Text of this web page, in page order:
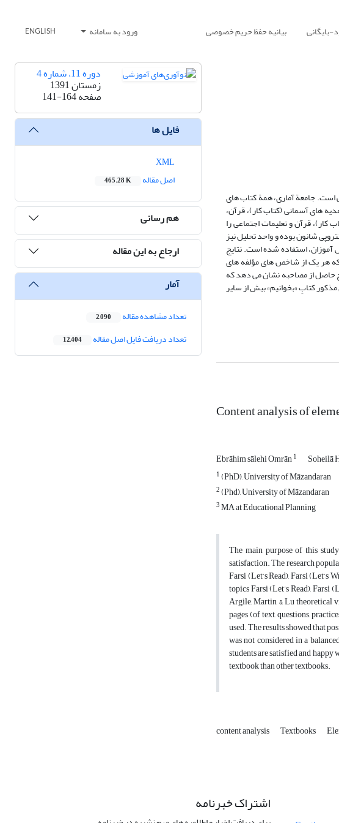
بیانیه حفظ حریم خصوصی ورود به سامانه ENGLISH
جامعة آماری، همة کتاب های
های آسمانی، هدیه های آسمانی (کتاب کار)، قرآن،
قرآن و تعلیمات اجتماعی را
شانون بوده و واحد تحلیل نیز
استفاده شده است. نتایج
هر یک از شاخص های مؤلفه های
حاصل از مصاحبه نشان می دهد که
کتابِ «بخوانیم» بیش از سایر
Content analysis of
Ebrāhim sālehi Omrān1 Soheilā
1(PhD), University of Māzandaran
2(Phd), University of Māzandaran
3MA at Educational Planning
The main purpose of this
satisfaction. The research
Farsi (Let’s Read), Farsi (Let’s
topics Farsi (Let’s Read), Farsi
Argile, Martin & Lu theoretical
pages (of text, questions,
used. The results showed that
was not considered in a
students are satisfied and
textbook than other textbooks.
content analysis Textbooks
دوره 11، شماره 4
زمستان 1391
صفحه141-164
فایل ها
اصل مقاله
465.28 K
هم رسانی
ارجاع به این مقاله
آمار
تعداد مشاهده مقاله 2,090
تعداد دریافت فایل اصل مقاله 12,404
اشتراک خبرنامه